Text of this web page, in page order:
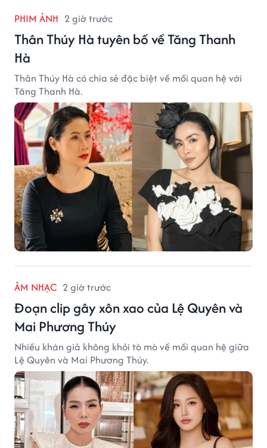
PHIM ẢNH 2 giờ trước
Thân Thúy Hà tuyên bố về Tăng Thanh
Hà
Thân Thúy Hà có chia sẻ đặc biệt về mối quan hệ với
Tăng Thanh Hà.
ÂM NHẠC 2 giờ trước
Đoạn clip gây xôn xao của Lệ Quyên và
Mai Phương Thúy
Nhiều khán giả không khỏi tò mò về mối quan hệ giữa
Lệ Quyên và Mai Phương Thúy.